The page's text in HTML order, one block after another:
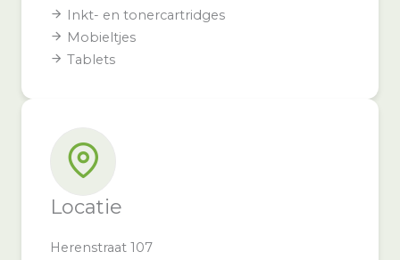
Inkt- en tonercartridges
Mobieltjes
Tablets
Locatie
Herenstraat 107